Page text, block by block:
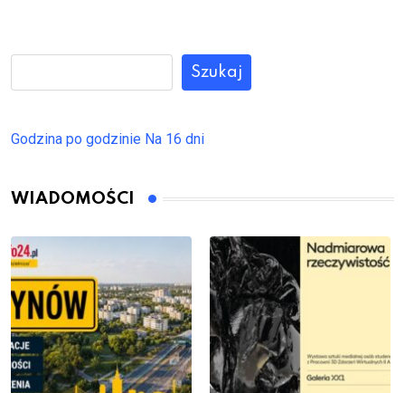
Szukaj
Godzina po godzinie Na 16 dni
WIADOMOŚCI